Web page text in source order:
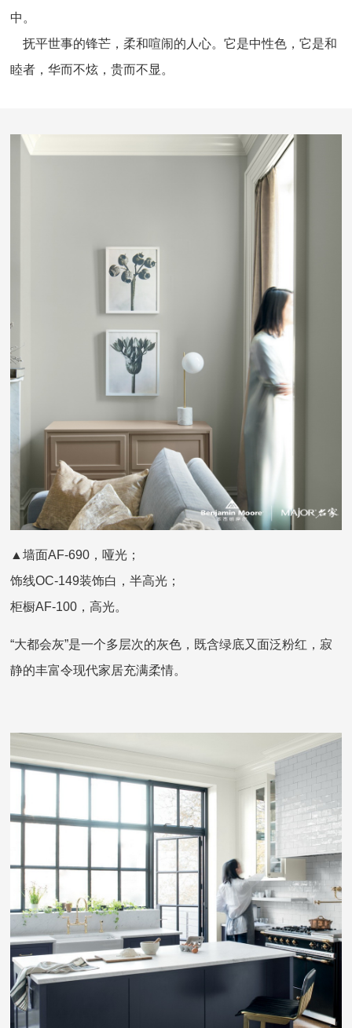
中。
抚平世事的锋芒，柔和喧闹的人心。它是中性色，它是和
睦者，华而不炫，贵而不显。
▲墙面AF-690，哑光；
饰线OC-149装饰白，半高光；
柜橱AF-100，高光。
“大都会灰”是一个多层次的灰色，既含绿底又面泛粉红，寂
静的丰富令现代家居充满柔情。